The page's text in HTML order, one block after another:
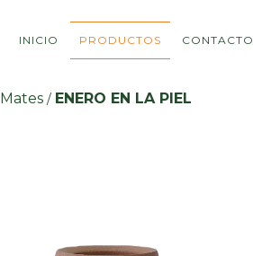
INICIO PRODUCTOS CONTACTO
Mates / ENERO EN LA PIEL